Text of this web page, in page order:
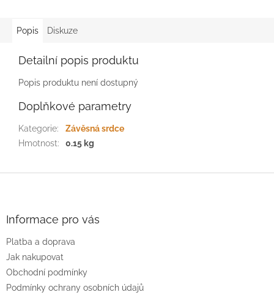
Popis Diskuze
Detailní popis produktu
Popis produktu není dostupný
Doplňkové parametry
Kategorie:
Závěsná srdce
Hmotnost: 0.15 kg
Informace pro vás
Platba a doprava
Jak nakupovat
Obchodní podmínky
Podmínky ochrany osobních údajů